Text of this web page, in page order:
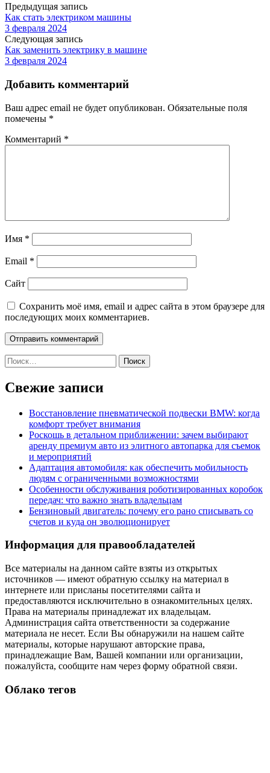
Предыдущая запись
Как стать электриком машины
3 февраля 2024
Следующая запись
Как заменить электрику в машине
3 февраля 2024
Добавить комментарий
Ваш адрес email не будет опубликован. Обязательные поля
помечены *
Комментарий *
Имя *
Email *
Сайт
Сохранить моё имя, email и адрес сайта в этом браузере для
последующих моих комментариев.
Найти:
Свежие записи
Восстановление пневматической подвески BMW: когда
комфорт требует внимания
Роскошь в детальном приближении: зачем выбирают
аренду премиум авто из элитного автопарка для съемок
и мероприятий
Адаптация автомобиля: как обеспечить мобильность
людям с ограниченными возможностями
Особенности обслуживания роботизированных коробок
передач: что важно знать владельцам
Бензиновый двигатель: почему его рано списывать со
счетов и куда он эволюционирует
Информация для правообладателей
Все материалы на данном сайте взяты из открытых
источников — имеют обратную ссылку на материал в
интернете или присланы посетителями сайта и
предоставляются исключительно в ознакомительных целях.
Права на материалы принадлежат их владельцам.
Администрация сайта ответственности за содержание
материала не несет. Если Вы обнаружили на нашем сайте
материалы, которые нарушают авторские права,
принадлежащие Вам, Вашей компании или организации,
пожалуйста, сообщите нам через форму обратной связи.
Облако тегов